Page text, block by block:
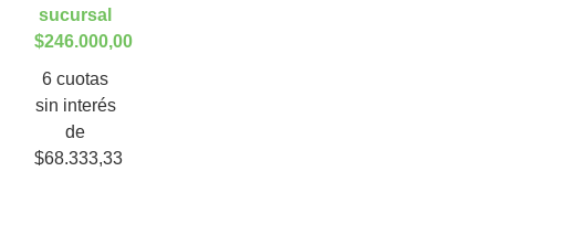
sucursal
$246.000,00
6 cuotas
sin interés
de
$68.333,33